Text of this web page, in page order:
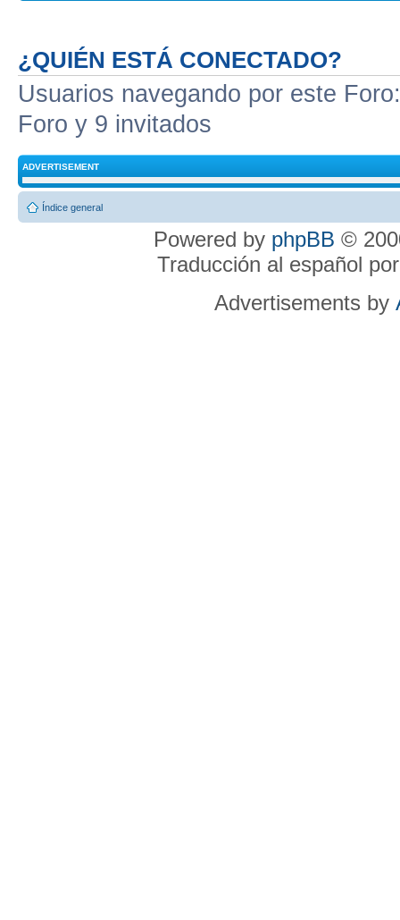
¿QUIÉN ESTÁ CONECTADO?
Usuarios navegando por este
Foro y 9 invitados
ADVERTISEMENT
Índice general
Powered by phpBB ©
Traducción al español
Advertisements by